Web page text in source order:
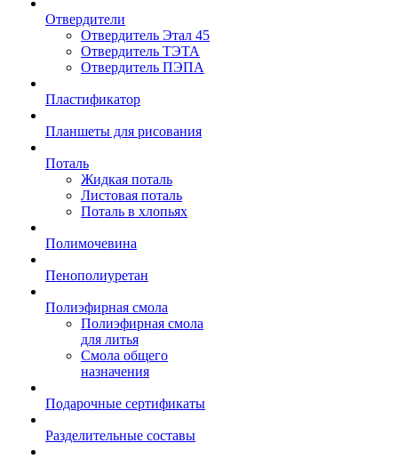
Отвердители
Отвердитель Этал 45
Отвердитель ТЭТА
Отвердитель ПЭПА
Пластификатор
Планшеты для рисования
Поталь
Жидкая поталь
Листовая поталь
Поталь в хлопьях
Полимочевина
Пенополиуретан
Полиэфирная смола
Полиэфирная смола
для литья
Смола общего
назначения
Подарочные сертификаты
Разделительные составы